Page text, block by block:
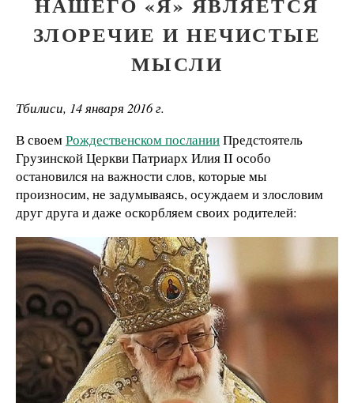
ЗЛОРЕЧИЕ И НЕЧИСТЫЕ
МЫСЛИ
Тбилиси, 14 января 2016 г.
В своемРождественском посланииПредстоятель
Грузинской Церкви Патриарх Илия II особо
остановился на важности слов, которые мы
произносим, не задумываясь, осуждаем и злословим
друг друга и даже оскорбляем своих родителей: